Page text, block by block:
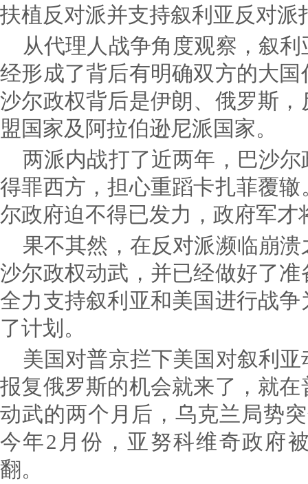
扶植反对派并支持叙利亚反对派
从代理人战争角度观察，叙利
经形成了背后有明确双方的大
沙尔政权背后是伊朗、俄罗斯
盟国家及阿拉伯逊尼派国家。
两派内战打了近两年，巴沙尔
得罪西方，担心重蹈卡扎菲覆
尔政府迫不得已发力，政府军才
果不其然，在反对派濒临崩溃
沙尔政权动武，并已经做好了
全力支持叙利亚和美国进行战
了计划。
美国对普京拦下美国对叙利亚
报复俄罗斯的机会就来了，就
动武的两个月后，乌克兰局势
今年2月份，亚努科维奇政府
翻。